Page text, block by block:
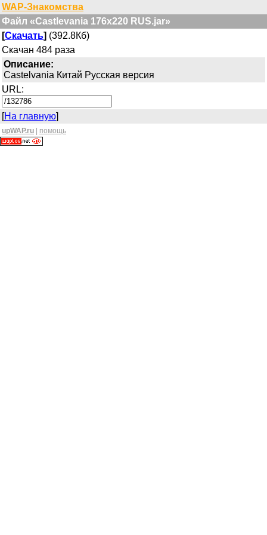
WAP-Знакомства
Файл «Castlevania 176x220 RUS.jar»
[Скачать] (392.8Кб)
Скачан 484 раза
Описание:
Castelvania Китай Русская версия
URL:
[На главную]
upWAP.ru помощь